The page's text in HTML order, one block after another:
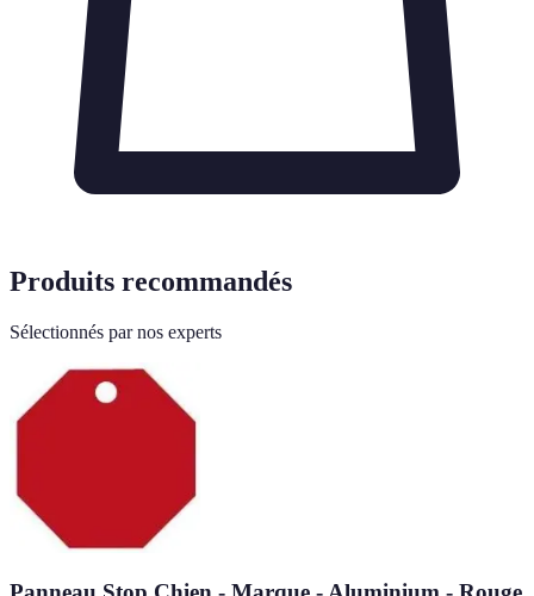
Produits recommandés
Sélectionnés par nos experts